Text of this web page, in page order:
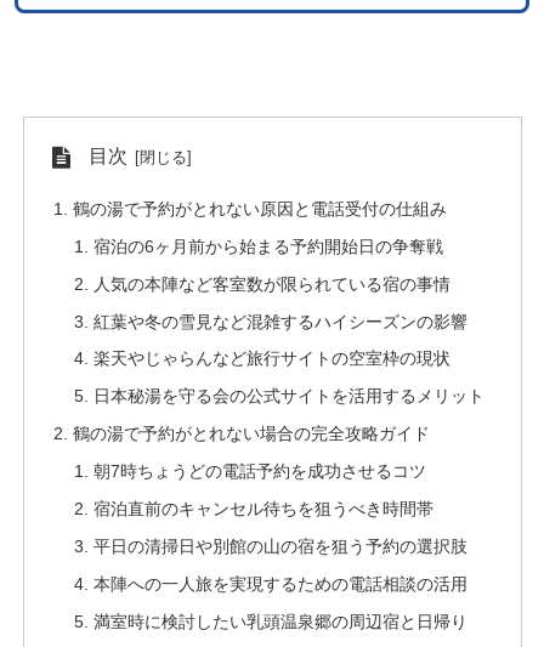
目次
鶴の湯で予約がとれない原因と電話受付の仕組み
宿泊の6ヶ月前から始まる予約開始日の争奪戦
人気の本陣など客室数が限られている宿の事情
紅葉や冬の雪見など混雑するハイシーズンの影響
楽天やじゃらんなど旅行サイトの空室枠の現状
日本秘湯を守る会の公式サイトを活用するメリット
鶴の湯で予約がとれない場合の完全攻略ガイド
朝7時ちょうどの電話予約を成功させるコツ
宿泊直前のキャンセル待ちを狙うべき時間帯
平日の清掃日や別館の山の宿を狙う予約の選択肢
本陣への一人旅を実現するための電話相談の活用
満室時に検討したい乳頭温泉郷の周辺宿と日帰り